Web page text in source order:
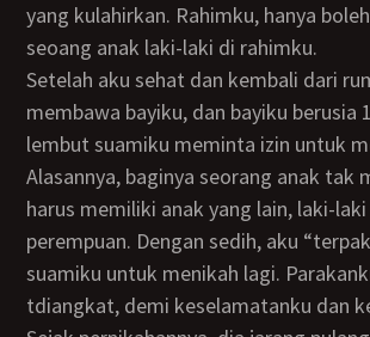
yang kulahirkan. Rahimku, hanya
seoang anak laki-laki di rahimku.
Setelah aku sehat dan kembali dari rumah sakit
membawa bayiku, dan bayiku berusia
lembut suamiku meminta izin untuk
Alasannya, baginya seorang anak tak
harus memiliki anak yang lain, laki-
perempuan. Dengan sedih, aku
suamiku untuk menikah lagi.
tdiangkat, demi keselamatanku dan